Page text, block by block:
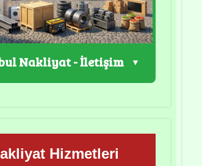
Nakliyat - İletişim
Hizmetleri